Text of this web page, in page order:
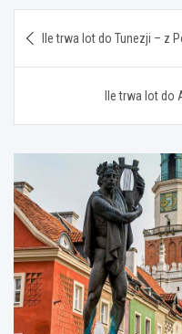
wpisu
Ile trwa lot do Tunezji – z
Ile trwa lot